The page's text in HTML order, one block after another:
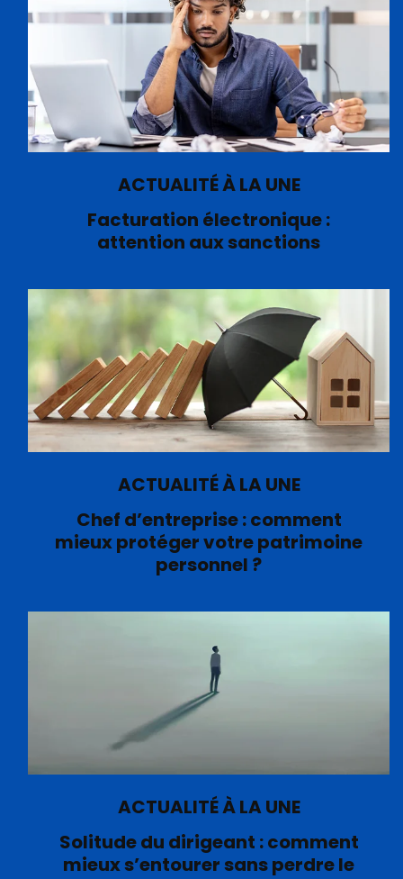
ACTUALITÉ À LA UNE
Facturation électronique :
attention aux sanctions
ACTUALITÉ À LA UNE
Chef d’entreprise : comment
mieux protéger votre patrimoine
personnel ?
ACTUALITÉ À LA UNE
Solitude du dirigeant : comment
mieux s’entourer sans perdre le